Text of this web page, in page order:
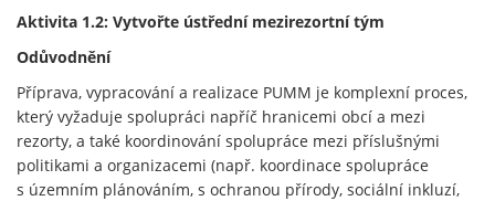
Aktivita 1.2: Vytvořte ústřední mezirezortní tým
Odůvodnění
Příprava, vypracování a realizace PUMM je komplexní proces,
který vyžaduje spolupráci napříč hranicemi obcí a mezi
rezorty, a také koordinování spolupráce mezi příslušnými
politikami a organizacemi (např. koordinace spolupráce
s územním plánováním, s ochranou přírody, sociální inkluzí,